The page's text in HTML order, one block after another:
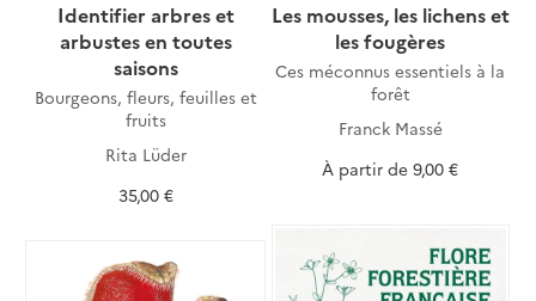
Identifier arbres et
arbustes en toutes
saisons
Bourgeons, fleurs, feuilles et
fruits
Rita Lüder
35,00 €
Les mousses, les lichens et
les fougères
Ces méconnus essentiels à la
forêt
Franck Massé
À partir de9,00 €